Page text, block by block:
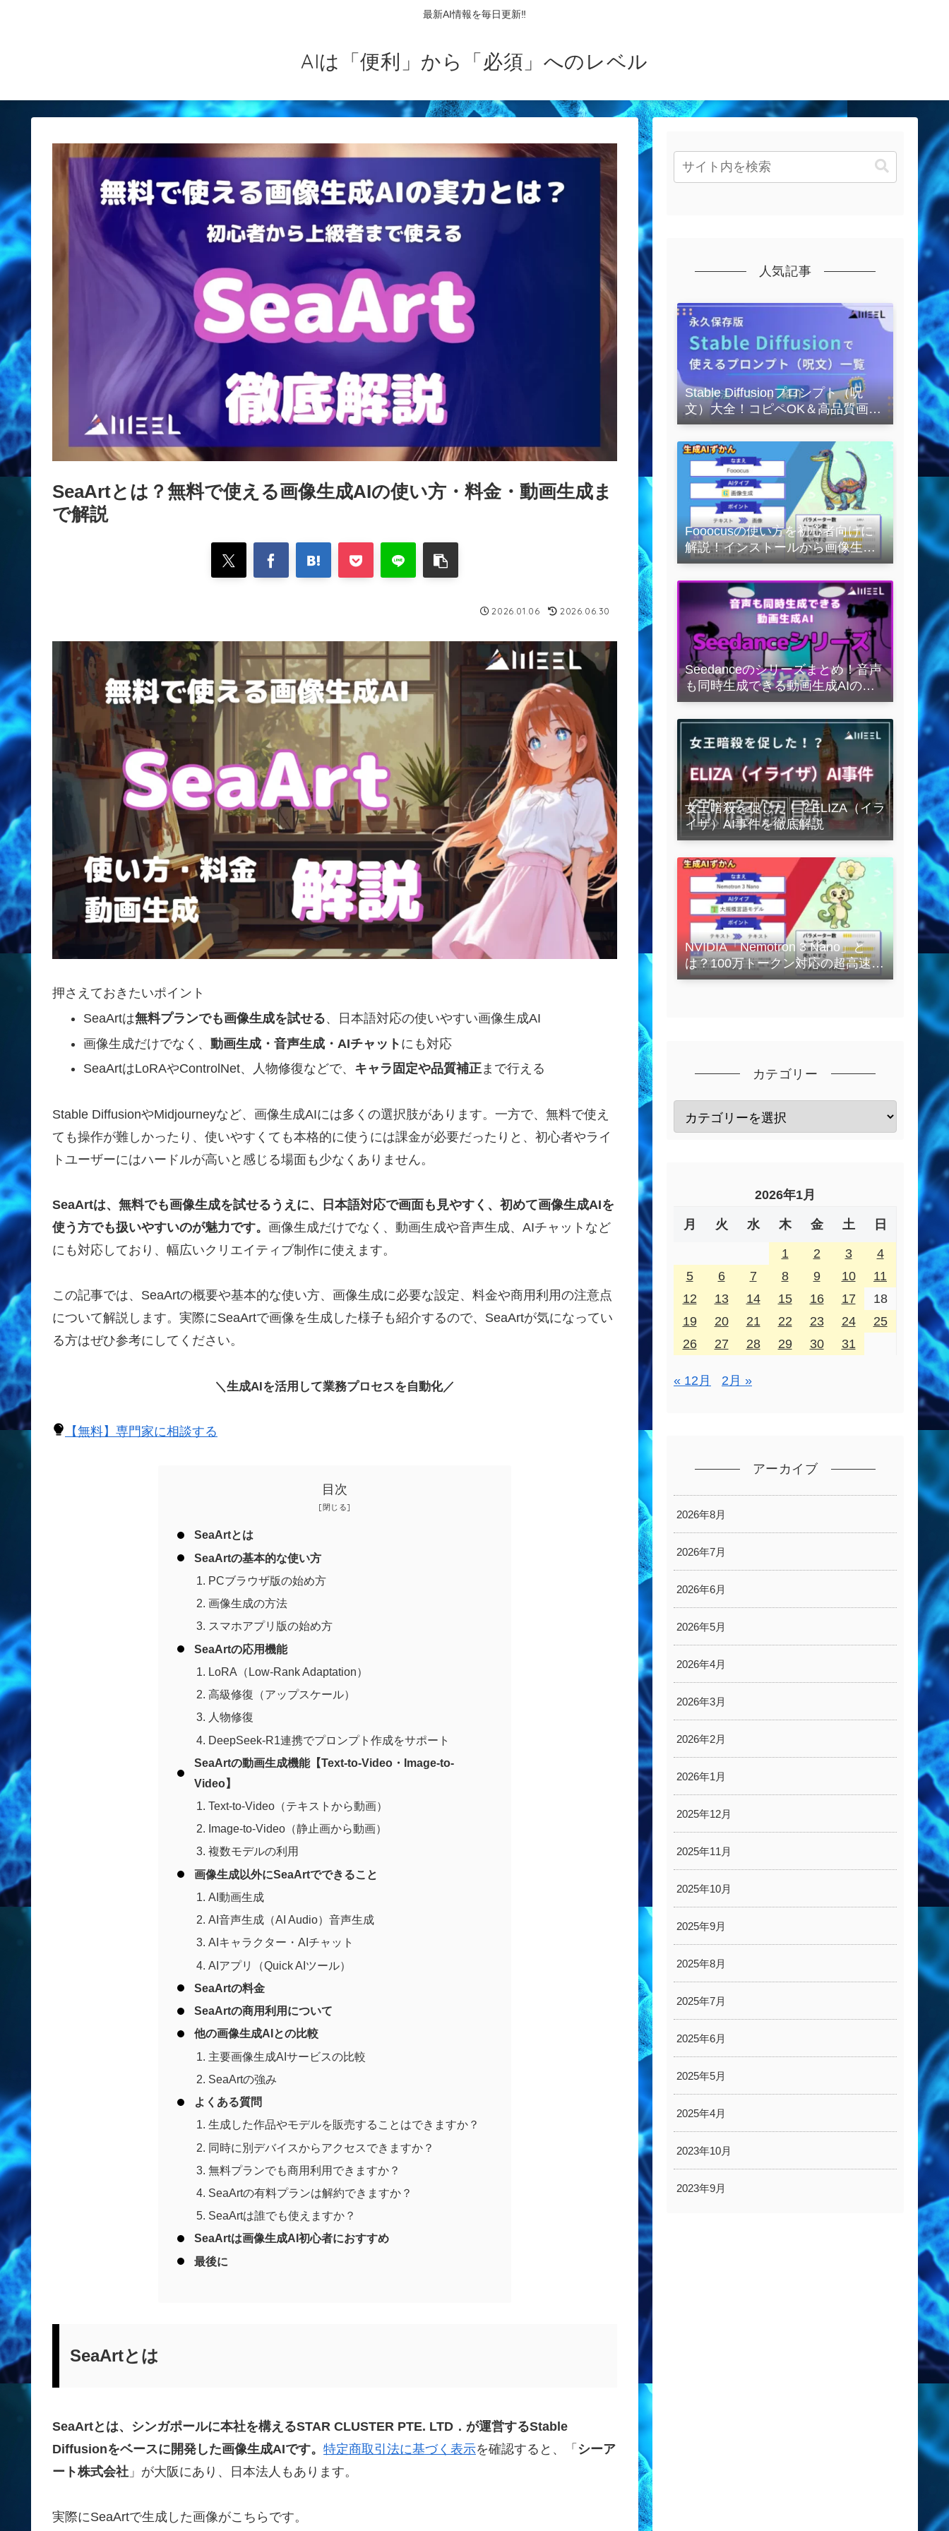
最新AI情報を毎日更新‼
AIは「便利」から「必須」へのレベル
SeaArtとは？無料で使える画像生成AIの使い方・料金・動画生成ま
で解説
2026.01.06 2026.06.30
押さえておきたいポイント
SeaArtは無料プランでも画像生成を試せる、日本語対応の使いやすい画像生成AI
画像生成だけでなく、 動画生成・音声生成・AIチャット にも対応
SeaArtはLoRAやControlNet、人物修復などで、 キャラ固定や品質補正まで行える
Stable DiffusionやMidjourneyなど、画像生成AIには多くの選択肢があります。一方で、無料で使え
ても操作が難しかったり、使いやすくても本格的に使うには課金が必要だったりと、初心者やライ
トユーザーにはハードルが高いと感じる場面も少なくありません。
SeaArtは、無料でも画像生成を試せるうえに、日本語対応で画面も見やすく、初めて画像生成AIを
使う方でも扱いやすいのが魅力です。 画像生成だけでなく、動画生成や音声生成、AIチャットなど
にも対応しており、幅広いクリエイティブ制作に使えます。
この記事では、SeaArtの概要や基本的な使い方、画像生成に必要な設定、料金や商用利用の注意点
について解説します。実際にSeaArtで画像を生成した様子も紹介するので、SeaArtが気になってい
る方はぜひ参考にしてください。
＼生成AIを活用して業務プロセスを自動化／
【無料】専門家に相談する
目次
SeaArtとは
SeaArtの基本的な使い方
PCブラウザ版の始め方
画像生成の方法
スマホアプリ版の始め方
SeaArtの応用機能
LoRA（Low-Rank Adaptation）
高級修復（アップスケール）
人物修復
DeepSeek-R1連携でプロンプト作成をサポート
SeaArtの動画生成機能【Text-to-Video・Image-to-
Video】
Text-to-Video（テキストから動画）
Image-to-Video（静止画から動画）
複数モデルの利用
画像生成以外にSeaArtでできること
AI動画生成
AI音声生成（AI Audio）音声生成
AIキャラクター・AIチャット
AIアプリ（Quick AIツール）
SeaArtの料金
SeaArtの商用利用について
他の画像生成AIとの比較
主要画像生成AIサービスの比較
SeaArtの強み
よくある質問
生成した作品やモデルを販売することはできますか？
同時に別デバイスからアクセスできますか？
無料プランでも商用利用できますか？
SeaArtの有料プランは解約できますか？
SeaArtは誰でも使えますか？
SeaArtは画像生成AI初心者におすすめ
最後に
SeaArtとは
SeaArtとは、シンガポールに本社を構えるSTAR CLUSTER PTE. LTD．が運営するStable
Diffusionをベースに開発した画像生成AIです。 特定商取引法に基づく表示を確認すると、「 シーア
ート株式会社 」が大阪にあり、日本法人もあります。
実際にSeaArtで生成した画像がこちらです。
人気記事
Stable Diffusionプロンプト（呪
文）大全！コピペOK＆高品質画像
を作るコツの完全保存版
Fooocusの使い方を初心者向けに
解説！インストールから画像生成
の実践まで紹介
Seedanceのシリーズまとめ！音声
も同時生成できる動画生成AIの全
容を解説
女王暗殺を促した！？ELIZA（イラ
イザ）AI事件を徹底解説
NVIDIA「Nemotron 3 Nano」と
は？100万トークン対応の超高速
LLMを徹底解説
カテゴリー
2026年1月
月 火 水 木 金 土 日
1 2 3
4
5
6 7 8 9 10
11
12
13 14 15 16 17
18
19
20 21 22 23 24
25
26
27 28 29 30 31
« 12月 2月 »
アーカイブ
2026年8月
2026年7月
2026年6月
2026年5月
2026年4月
2026年3月
2026年2月
2026年1月
2025年12月
2025年11月
2025年10月
2025年9月
2025年8月
2025年7月
2025年6月
2025年5月
2025年4月
2023年10月
2023年9月